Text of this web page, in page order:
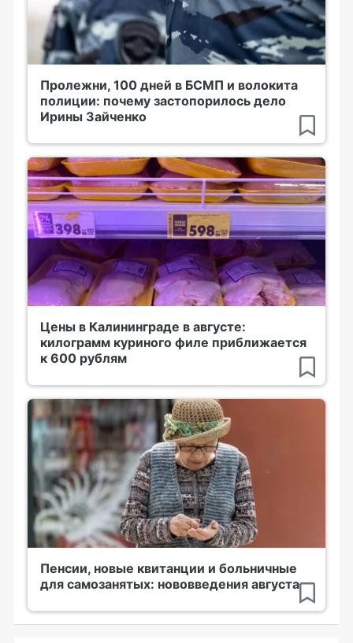
Пролежни, 100 дней в БСМП и волокита
полиции: почему застопорилось дело
Ирины Зайченко
Цены в Калининграде в августе:
килограмм куриного филе приближается
к 600 рублям
Пенсии, новые квитанции и больничные
для самозанятых: нововведения августа